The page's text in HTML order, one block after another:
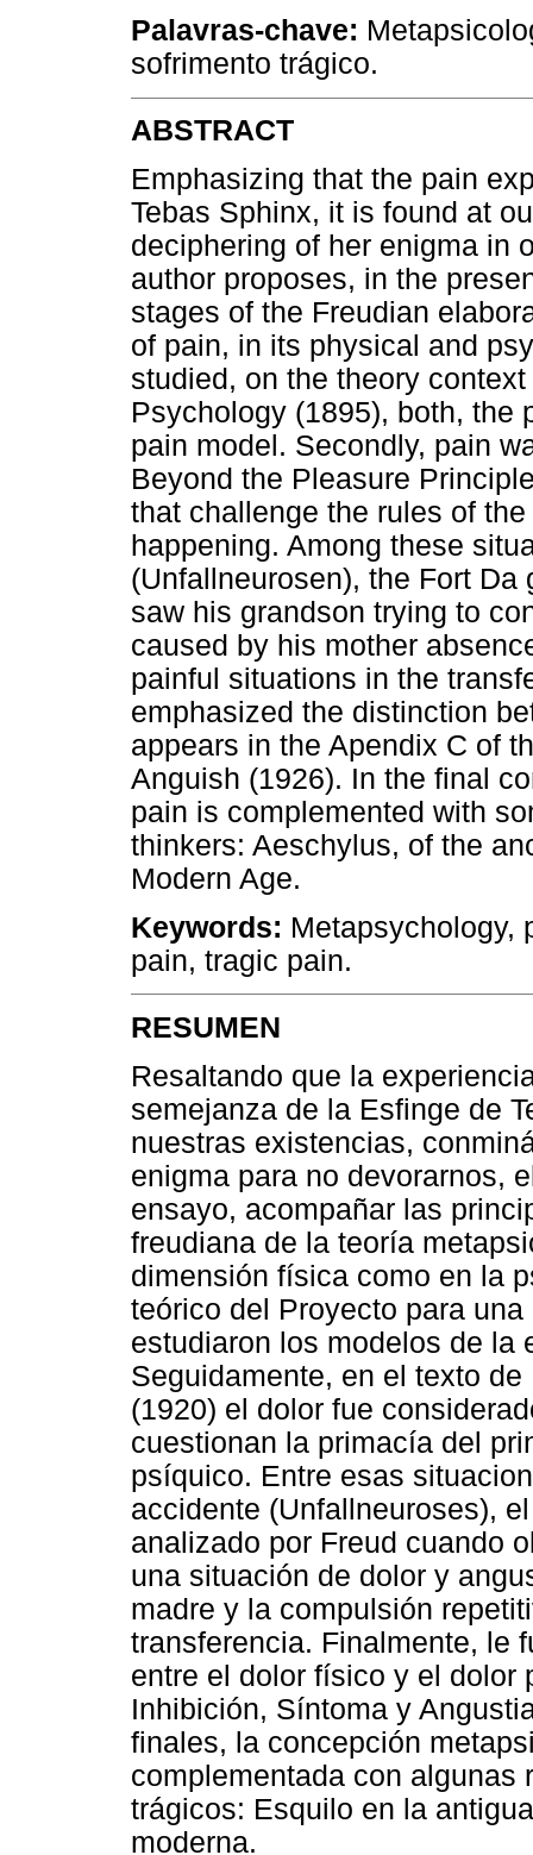
Palavras-chave:
sofrimento trágico.
ABSTRACT
Emphasizing that the pain
Tebas Sphinx, it is found at
deciphering of her enigma in
author proposes, in the
stages of the Freudian
of pain, in its physical and
studied, on the theory
Psychology (1895), both, the
pain model. Secondly, pain
Beyond the Pleasure
that challenge the rules of
happening. Among these
(Unfallneurosen), the Fort
saw his grandson trying to
caused by his mother
painful situations in the
emphasized the distinction
appears in the Apendix C of
Anguish (1926). In the final
pain is complemented with
thinkers: Aeschylus, of the
Modern Age.
Keywords: Metapsychology,
pain, tragic pain.
RESUMEN
Resaltando que la
semejanza de la Esfinge de
nuestras existencias,
enigma para no devorarnos,
ensayo, acompañar las
freudiana de la teoría
dimensión física como en la
teórico del Proyecto para
estudiaron los modelos de la
Seguidamente, en el texto
(1920) el dolor fue
cuestionan la primacía del
psíquico. Entre esas
accidente (Unfallneuroses),
analizado por Freud cuando
una situación de dolor y
madre y la compulsión
transferencia. Finalmente, le
entre el dolor físico y el dolor
Inhibición, Síntoma y
finales, la concepción
complementada con algunas
trágicos: Esquilo en la
moderna.